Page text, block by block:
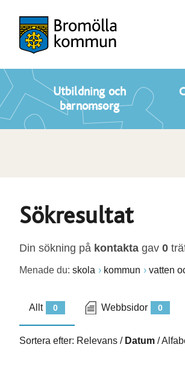
Utbildning och
barnomsorg
Sökresultat
Din sökning på kontakta gav 0
Menade du: skola kommun vatten
0
Allt 0
Webbsidor
Sortera efter: Relevans / Datum /